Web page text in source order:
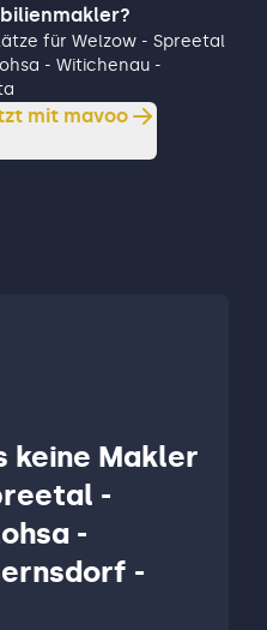
für Welzow - Spreetal
- Witichenau -
mit mavoo
keine Makler
-
-
-